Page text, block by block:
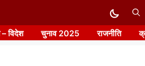
विदेश चुनाव 2025 राजनीति